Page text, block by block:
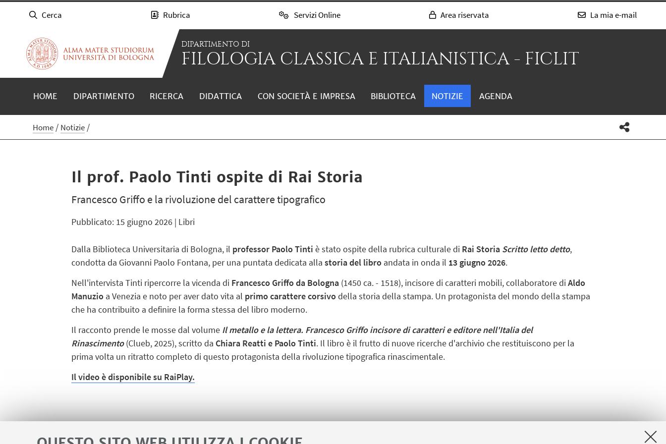
Cerca Rubrica Servizi Online Area riservata La mia e-mail
DIPARTIMENTO DI
FILOLOGIA CLASSICA E ITALIANISTICA - FICLIT
HOME DIPARTIMENTO RICERCA DIDATTICA CON SOCIETÀ E IMPRESA BIBLIOTECA NOTIZIE AGENDA
Home Notizie
Il prof. Paolo Tinti ospite di Rai Storia
Francesco Griffo e la rivoluzione del carattere tipografico
Pubblicato: 15 giugno 2026 | Libri
Dalla Biblioteca Universitaria di Bologna, il professor Paolo Tinti è stato ospite della rubrica culturale di Rai Storia Scritto letto detto,
condotta da Giovanni Paolo Fontana, per una puntata dedicata alla storia del libroandata in onda il 13 giugno 2026.
Nell'intervista Tinti ripercorre la vicenda di Francesco Griffo da Bologna(1450 ca. - 1518), incisore di caratteri mobili, collaboratore diAldo
Manuzioa Venezia e noto per aver dato vita al primo carattere corsivodella storia della stampa. Un protagonista del mondo della stampa
che ha contribuito a definire la forma stessa del libro moderno.
Il racconto prende le mosse dal volume Il metallo e la lettera. Francesco Griffo incisore di caratteri e editore nell'Italia del
Rinascimento(Clueb, 2025), scritto da Chiara Reatti e Paolo Tinti. Il libro è il frutto di nuove ricerche d'archivio che restituiscono per la
prima volta un ritratto completo di questo protagonista della rivoluzione tipografica rinascimentale.
Il video è disponibile su RaiPlay.